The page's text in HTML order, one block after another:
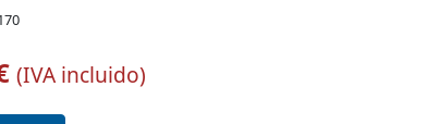
(IVA incluido)